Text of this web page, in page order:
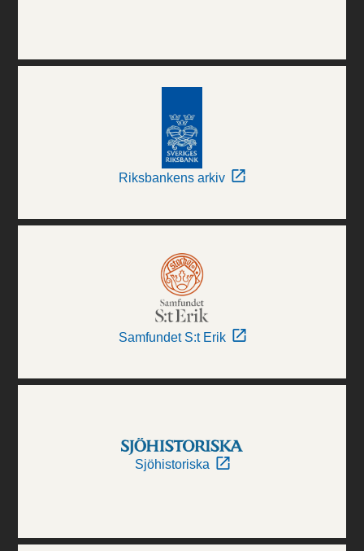
Riksbankens arkiv
Samfundet S:t Erik
Sjöhistoriska